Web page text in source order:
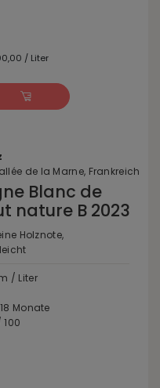
/ Liter
de la Marne, Frankreich
Blanc de
nature B 2023
Holznote,
/ Liter
Monate